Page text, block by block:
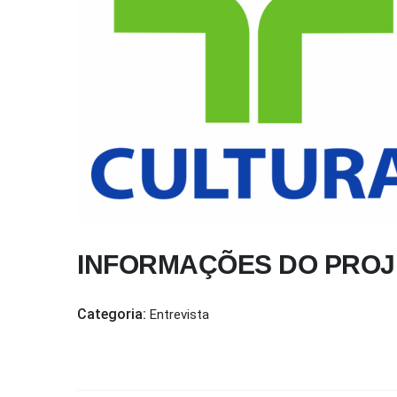
INFORMAÇÕES DO
Categoria: Entrevista